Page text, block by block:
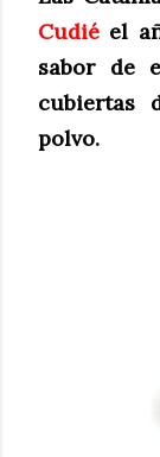
Cudié el
sabor de
cubiertas
polvo.